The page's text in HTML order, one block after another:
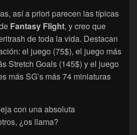
así a priori parecen las típicas
Fantasy Flight, y creo que
de toda la vida. Destacan
el juego (75$), el juego más
Stretch Goals (145$) y el juego
más SG’s más 74 miniaturas
con una absoluta
¿os llama?